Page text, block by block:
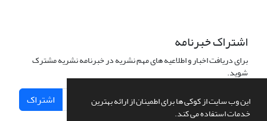
این وب سایت از کوکی ها برای اطمینان از ارائه بهترین
خدمات استفاده می کند.
اشتراک خبرنامه
برای دریافت اخبار و اطلاعیه های مهم نشریه در خبرنامه نشریه مشترک
شوید.
اشتراک